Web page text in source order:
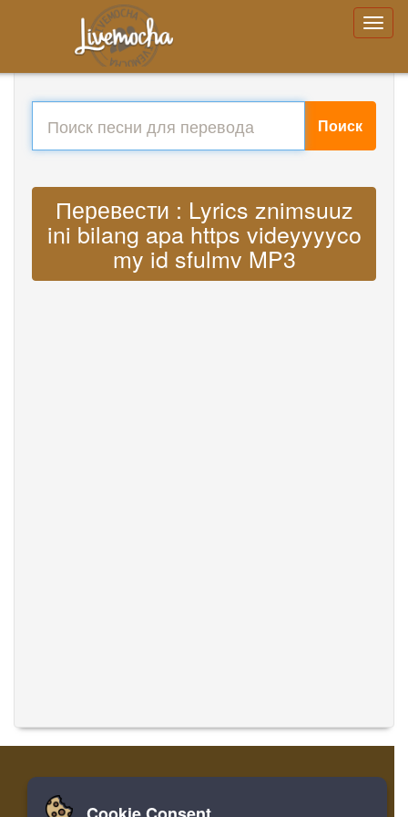
Поиск
Перевести : Lyrics znimsuuz
ini bilang apa https videyyyyco
my id sfulmv MP3